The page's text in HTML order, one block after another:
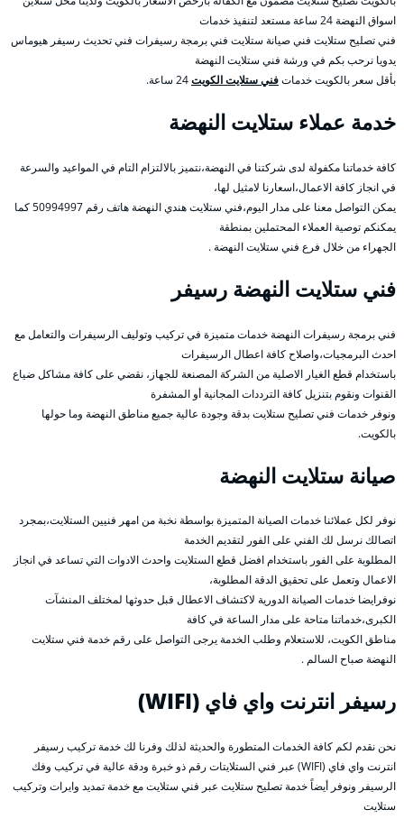
اسواق النهضة 24 ساعة مستعد لتنفيذ خدمات
فني تصليح ستلايت فني صيانة ستلايت فني برمجة رسيفرات فني تحديث رسيفر هيوماس
يدويا نرحب بكم في ورشة فني ستلايت النهضة
بأقل سعر بالكويت خدماتفني ستلايت الكويت
خدمة عملاء ستلايت النهضة
كافة خدماتنا مكفولة لدى شركتنا في النهضة،نتميز بالالتزام التام في المواعيد والسرعة
في انجاز كافة الاعمال،اسعارنا لامثيل لها،
يمكن التواصل معنا على مدار اليوم،فني ستلايت هندي النهضة هاتف رقم 50994997 كما
يمكنكم توصية العملاء المحتملين بمنطقة
الجهراء من خلال فرع فني ستلايت النهضة .
فني ستلايت النهضة رسيفر
فني برمجة رسيفرات النهضة خدمات متميزة في تركيب وتوليف الرسيفرات والتعامل مع
احدث البرمجيات،واصلاح كافة اعطال الرسيفرات
باستخدام قطع الغيار الاصلية من الشركة المصنعة للجهاز، نقضي على كافة مشاكل ضياع
القنوات ونقوم بتنزيل كافة الترددات المجانية أو المشفرة
ونوفر خدمات فني تصليح ستلايت بدقة وجودة عالية جميع مناطق النهضة وما حولها
بالكويت.
صيانة ستلايت النهضة
نوفر لكل عملائنا خدمات الصيانة المتميزة بواسطة نخبة من امهر فنيين الستلايت،بمجرد
اتصالك نرسل لك الفني على الفور لتقديم الخدمة
المطلوبة على الفور باستخدام افضل قطع الستلايت واحدث الادوات التي تساعد في انجاز
الاعمال وتعمل على تحقيق الدقة المطلوبة،
نوفرايضا خدمات الصيانة الدورية لاكتشاف الاعطال قبل حدوثها لمختلف المنشآت
الكبرى،خدماتنا متاحة على مدار الساعة في كافة
مناطق الكويت، للاستعلام وطلب الخدمة يرجى التواصل على رقم خدمة فني ستلايت
النهضة صباح السالم .
رسيفر انترنت واي فاي (WIFI)
نحن نقدم لكم كافة الخدمات المتطورة والحديثة لذلك وفرنا لك خدمة تركيب رسيفر
انترنت واي فاي (WIFI) عبر فني الستلايتات رقم ذو خبرة ودقة عالية في تركيب وفك
الرسيفر ونوفر أيضاً خدمة تصليح ستلايت عبر فني ستلايت مع خدمة تمديد وايرات وتركيب
ستلايت